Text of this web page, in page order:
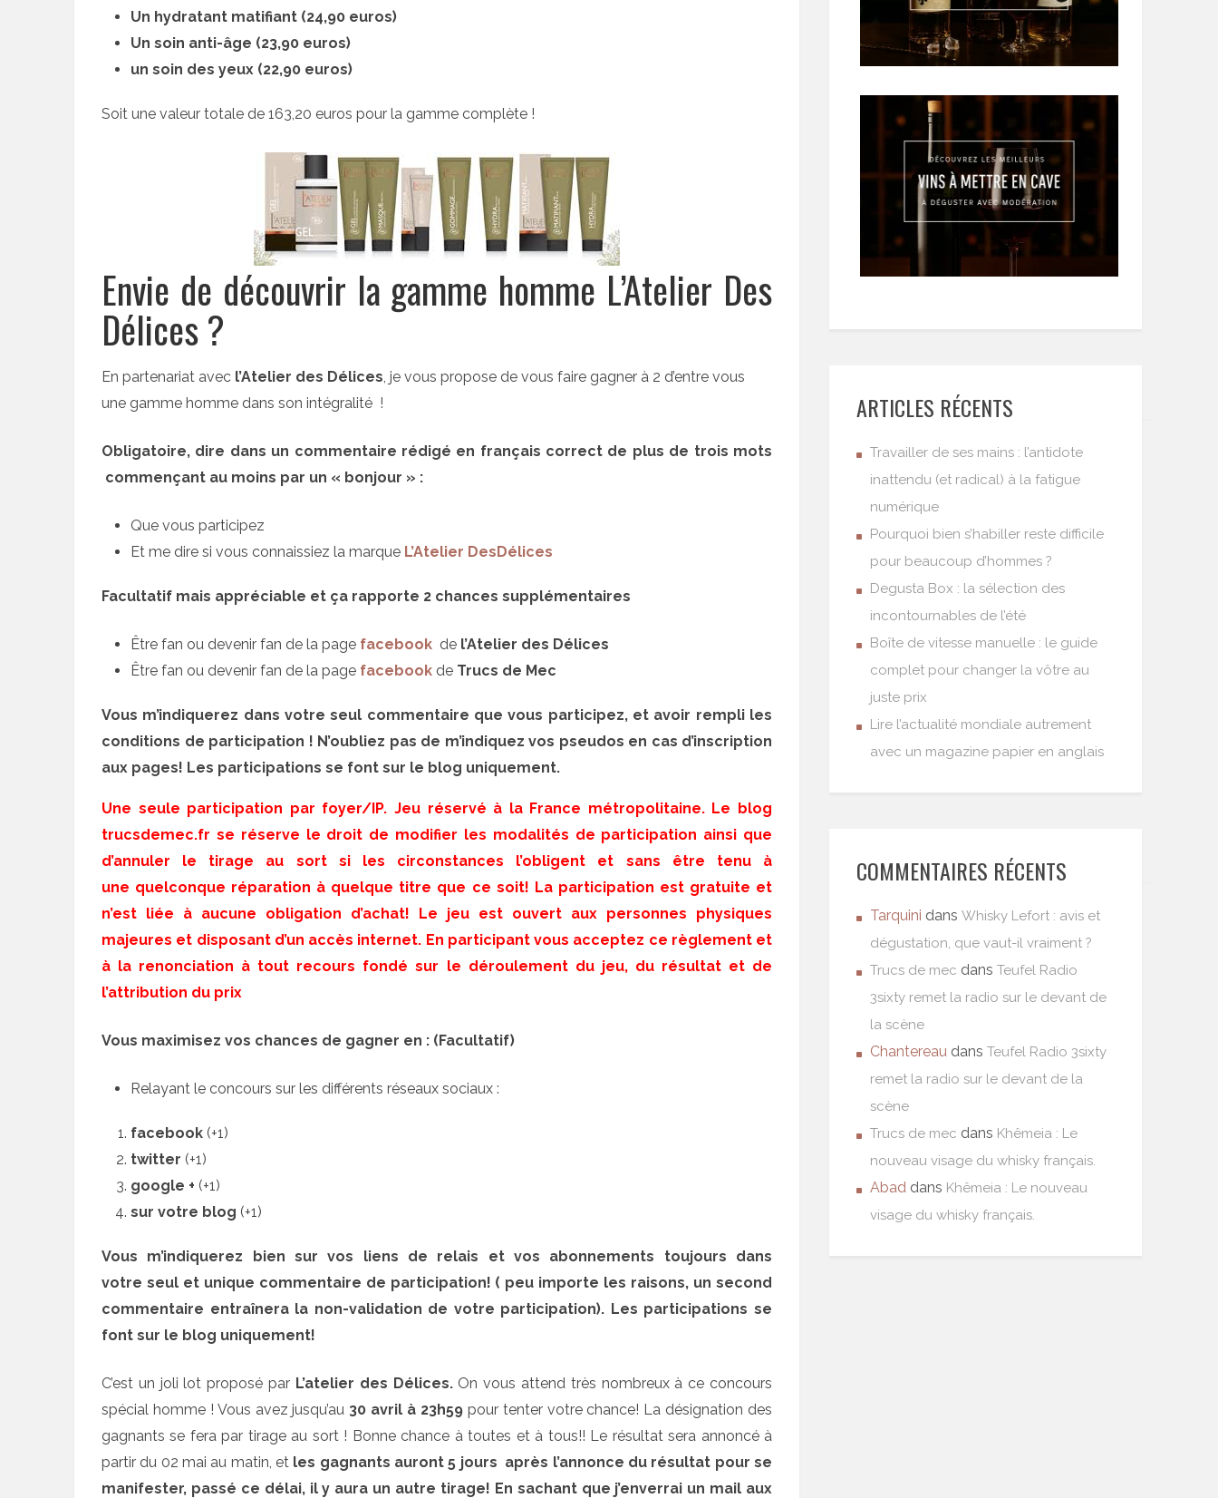
Un hydratant matifiant (24,90 euros)
Un soin anti-âge (23,90 euros)
un soin des yeux (22,90 euros)
Soit une valeur totale de 163,20 euros pour la gamme complète !
Envie de découvrir la gamme homme L’Atelier Des
Délices ?
En partenariat avec l’Atelier des Délices, je vous propose de vous faire gagner à 2 d’entre vous
une gamme homme dans son intégralité !
Obligatoire, dire dans un commentaire rédigé en français correct de plus de trois mots
commençant au moins par un « bonjour » :
Que vous participez
Et me dire si vous connaissiez la marque L’Atelier DesDélices
Facultatif mais appréciable et ça rapporte 2 chances supplémentaires
Être fan ou devenir fan de la page facebook de l’Atelier des Délices
Être fan ou devenir fan de la page facebook de Trucs de Mec
Vous m’indiquerez dans votre seul commentaire que vous participez, et avoir rempli les
conditions de participation ! N’oubliez pas de m’indiquez vos pseudos en cas d’inscription
aux pages! Les participations se font sur le blog uniquement.
Une seule participation par foyer/IP. Jeu réservé à la France métropolitaine. Le blog
trucsdemec.fr se réserve le droit de modifier les modalités de participation ainsi que
d’annuler le tirage au sort si les circonstances l’obligent et sans être tenu à
une quelconque réparation à quelque titre que ce soit! La participation est gratuite et
n’est liée à aucune obligation d’achat! Le jeu est ouvert aux personnes physiques
majeures et disposant d’un accès internet. En participant vous acceptez ce règlement et
à la renonciation à tout recours fondé sur le déroulement du jeu, du résultat et de
l’attribution du prix
Vous maximisez vos chances de gagner en : (Facultatif)
Relayant le concours sur les différents réseaux sociaux :
facebook (+1)
twitter (+1)
google + (+1)
sur votre blog (+1)
Vous m’indiquerez bien sur vos liens de relais et vos abonnements toujours dans
votre seul et unique commentaire de participation! ( peu importe les raisons, un second
commentaire entraînera la non-validation de votre participation). Les participations se
font sur le blog uniquement!
C’est un joli lot proposé par L’atelier des Délices. On vous attend très nombreux à ce concours
spécial homme ! Vous avez jusqu’au 30 avril à 23h59pour tenter votre chance! La désignation des
gagnants se fera par tirage au sort ! Bonne chance à toutes et à tous!! Le résultat sera annoncé à
partir du 02 mai au matin, et les gagnants auront 5 jours après l’annonce du résultat pour se
manifester, passé ce délai, il y aura un autre tirage! En sachant que j’enverrai un mail aux
ARTICLES RÉCENTS
Travailler de ses mains : l’antidote
inattendu (et radical) à la fatigue
numérique
Pourquoi bien s’habiller reste difficile
pour beaucoup d’hommes ?
Degusta Box : la sélection des
incontournables de l’été
Boîte de vitesse manuelle : le guide
complet pour changer la vôtre au
juste prix
Lire l’actualité mondiale autrement
avec un magazine papier en anglais
COMMENTAIRES RÉCENTS
Tarquini dans Whisky Lefort : avis et
dégustation, que vaut-il vraiment ?
Trucs de mec dans Teufel Radio
3sixty remet la radio sur le devant de
la scène
Chantereau dans Teufel Radio 3sixty
remet la radio sur le devant de la
scène
Trucs de mec dans Khêmeia : Le
nouveau visage du whisky français.
Abad dans Khêmeia : Le nouveau
visage du whisky français.